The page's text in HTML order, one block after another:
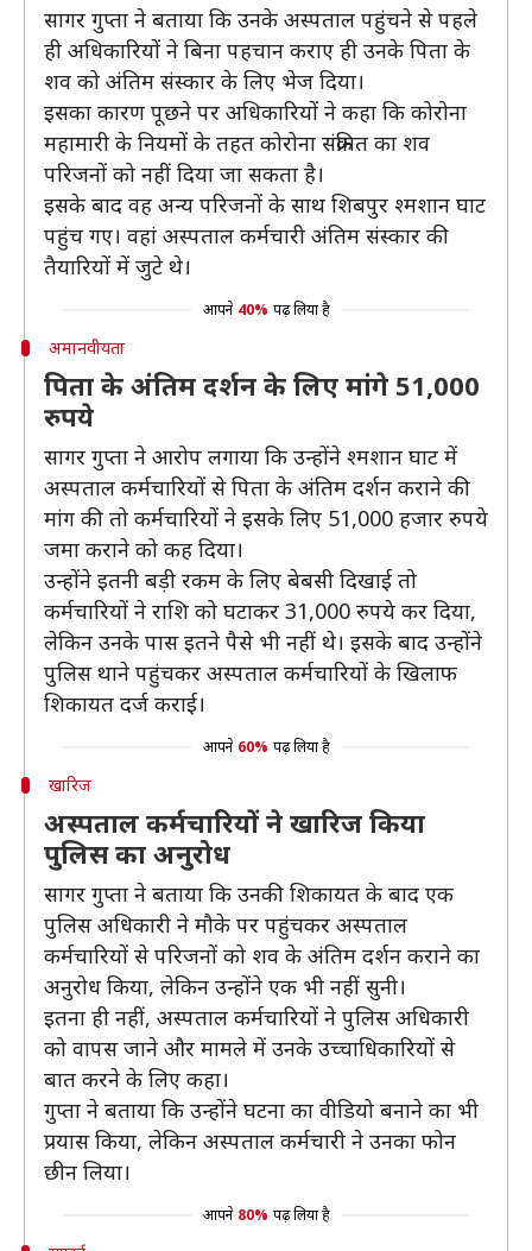
सागर गुप्ता ने बताया कि उनके अस्पताल पहुंचने से पहले
ही अधिकारियों ने बिना पहचान कराए ही उनके पिता के
शव को अंतिम संस्कार के लिए भेज दिया।
इसका कारण पूछने पर अधिकारियों ने कहा कि कोरोना
महामारी के नियमों के तहत कोरोना संक्रमित का शव
परिजनों को नहीं दिया जा सकता है।
इसके बाद वह अन्य परिजनों के साथ शिबपुर श्मशान घाट
पहुंच गए। वहां अस्पताल कर्मचारी अंतिम संस्कार की
तैयारियों में जुटे थे।
आपने 40% पढ़ लिया है
अमानवीयता
पिता के अंतिम दर्शन के लिए मांगे 51,000
रुपये
सागर गुप्ता ने आरोप लगाया कि उन्होंने श्मशान घाट में
अस्पताल कर्मचारियों से पिता के अंतिम दर्शन कराने की
मांग की तो कर्मचारियों ने इसके लिए 51,000 हजार रुपये
जमा कराने को कह दिया।
उन्होंने इतनी बड़ी रकम के लिए बेबसी दिखाई तो
कर्मचारियों ने राशि को घटाकर 31,000 रुपये कर दिया,
लेकिन उनके पास इतने पैसे भी नहीं थे। इसके बाद उन्होंने
पुलिस थाने पहुंचकर अस्पताल कर्मचारियों के खिलाफ
शिकायत दर्ज कराई।
आपने 60% पढ़ लिया है
खारिज
अस्पताल कर्मचारियों ने खारिज किया
पुलिस का अनुरोध
सागर गुप्ता ने बताया कि उनकी शिकायत के बाद एक
पुलिस अधिकारी ने मौके पर पहुंचकर अस्पताल
कर्मचारियों से परिजनों को शव के अंतिम दर्शन कराने का
अनुरोध किया, लेकिन उन्होंने एक भी नहीं सुनी।
इतना ही नहीं, अस्पताल कर्मचारियों ने पुलिस अधिकारी
को वापस जाने और मामले में उनके उच्चाधिकारियों से
बात करने के लिए कहा।
गुप्ता ने बताया कि उन्होंने घटना का वीडियो बनाने का भी
प्रयास किया, लेकिन अस्पताल कर्मचारी ने उनका फोन
छीन लिया।
आपने 80% पढ़ लिया है